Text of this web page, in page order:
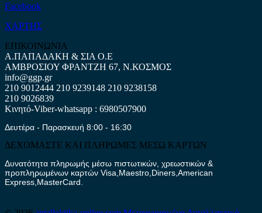
Facebook
ΧΑΡΤΗΣ
ΕΠΙΚΟΙΝΩΝΙΑ
Α.ΠΑΠΑΔΑΚΗ & ΣΙΑ Ο.Ε
ΑΜΒΡΟΣΙΟΥ ΦΡΑΝΤΖΗ 67, Ν.ΚΟΣΜΟΣ
info@ggp.gr
210 9012444 210 9239148 210 9238158
210 9026839
Κινητό-Viber-whatsapp : 6980507900
Δευτέρα - Παρασκευή 8:00 - 16:30
ΔΕΧΟΜΑΣΤΕ ΚΑΙ ΠΛΗΡΩΜΕΣ ΜΕΣΩ ΚΑΡΤΩΝ
Δυνατότητα πληρωμής μέσω πιστωτικών, χρεωστικών &
προπληρωμένων καρτών Visa,Maestro,Diners,American
Express,MasterCard.